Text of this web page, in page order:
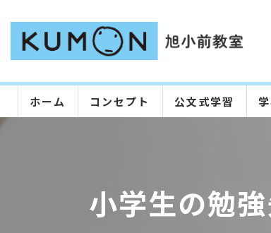
ホーム コンセプト 公文式学習
小学生の勉